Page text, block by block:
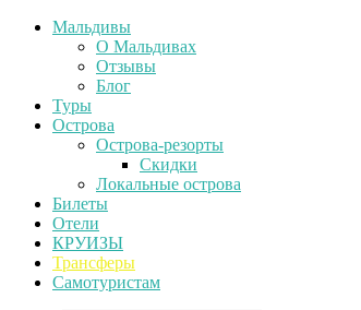
Мальдивы
О Мальдивах
Отзывы
Блог
Туры
Острова
Острова-резорты
Скидки
Локальные острова
Билеты
Отели
КРУИЗЫ
Трансферы
Самотуристам